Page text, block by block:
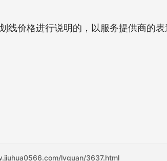
线价格进行说明的，以服务提供商的表
lvguan/3637.html